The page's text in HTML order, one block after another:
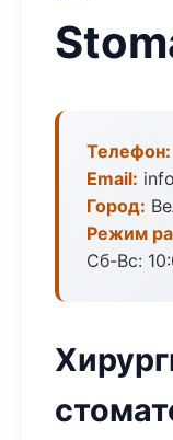
Телефон:
Email:
Город:
Режим
Сб-Вс: